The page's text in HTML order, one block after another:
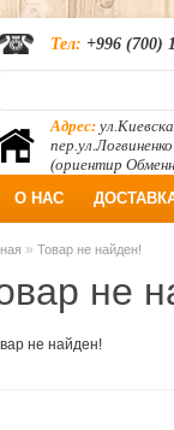
Адрес:
пер.ул.Логвиненко
(ориентир
Тел: +996 (700)
О НАС
» Товар не найден!
не
не найден!